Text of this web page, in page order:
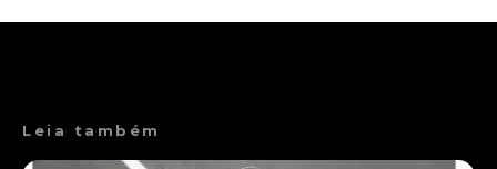
Leia também